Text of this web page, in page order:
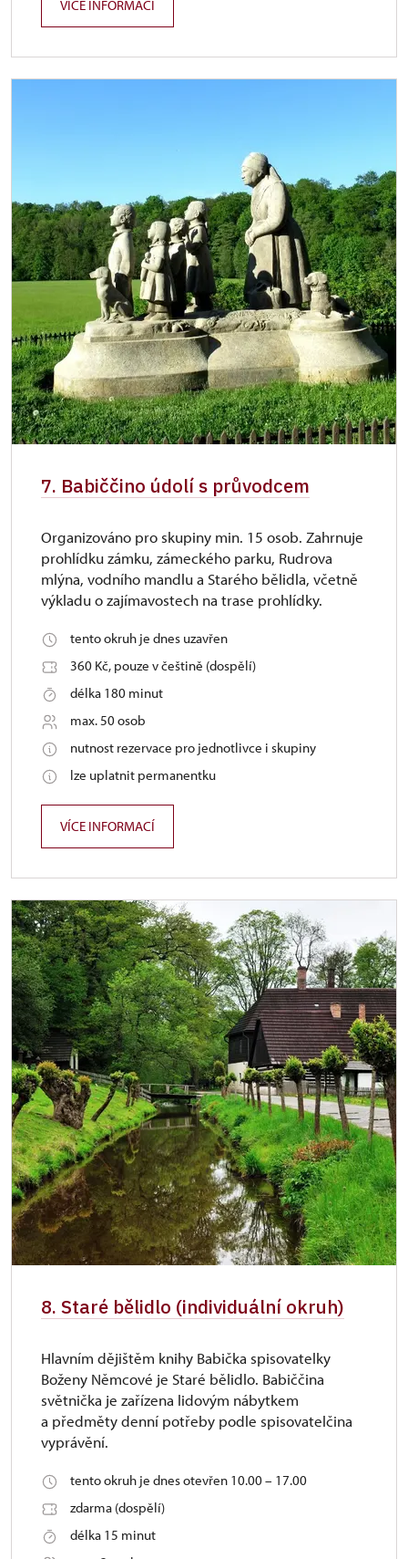
VÍCE INFORMACÍ
7. Babiččino údolí s průvodcem
Organizováno pro skupiny min. 15 osob. Zahrnuje
prohlídku zámku, zámeckého parku, Rudrova
mlýna, vodního mandlu a Starého bělidla, včetně
výkladu o zajímavostech na trase prohlídky.
tento okruh je dnes uzavřen
360 Kč, pouze v češtině (dospělí)
délka 180 minut
max. 50 osob
nutnost rezervace pro jednotlivce i skupiny
lze uplatnit permanentku
VÍCE INFORMACÍ
8. Staré bělidlo (individuální okruh)
Hlavním dějištěm knihy Babička spisovatelky
Boženy Němcové je Staré bělidlo. Babiččina
světnička je zařízena lidovým nábytkem
a předměty denní potřeby podle spisovatelčina
vyprávění.
tento okruh je dnes otevřen 10.00 – 17.00
zdarma (dospělí)
délka 15 minut